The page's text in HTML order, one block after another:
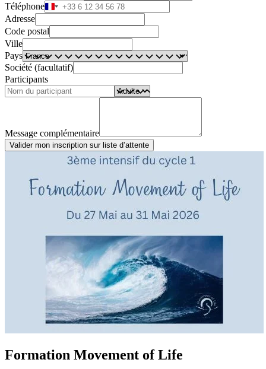
Téléphone
Adresse
Code postal
Ville
Pays
Société (facultatif)
Participants
Message complémentaire
Valider mon inscription sur liste d’attente
Formation Movement of Life